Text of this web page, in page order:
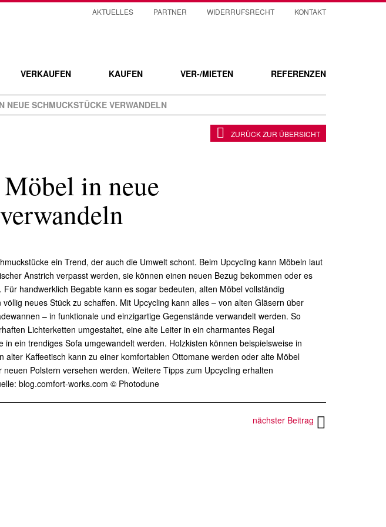
VERKAUFEN KAUFEN VER-/MIETEN REFERENZEN
AKTUELLES PARTNER WIDERRUFSRECHT KONTAKT
NEUE SCHMUCKSTÜCKE VERWANDELN
in neue
ZURÜCK ZUR ÜBERSICHT
ein Trend, der auch die Umwelt schont. Beim Upcycling kann Möbeln laut
Anstrich verpasst werden, sie können einen neuen Bezug bekommen oder es
handwerklich Begabte kann es sogar bedeuten, alten Möbel vollständig
neues Stück zu schaffen. Mit Upcycling kann alles – von alten Gläsern über
– in funktionale und einzigartige Gegenstände verwandelt werden. So
Lichterketten umgestaltet, eine alte Leiter in ein charmantes Regal
ein trendiges Sofa umgewandelt werden. Holzkisten können beispielsweise in
alter Kaffeetisch kann zu einer komfortablen Ottomane werden oder alte Möbel
Polstern versehen werden. Weitere Tipps zum Upcycling erhalten
blog.comfort-works.com © Photodune
nächster Beitrag